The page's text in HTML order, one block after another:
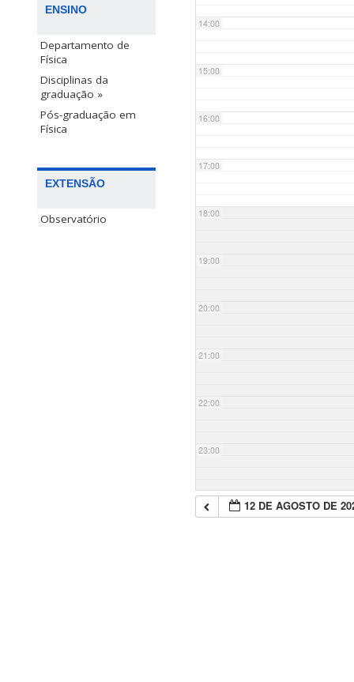
ENSINO
Departamento de
Física
Disciplinas da
graduação »
Pós-graduação em
Física
EXTENSÃO
Observatório
14:00
15:00
16:00
17:00
18:00
19:00
20:00
21:00
22:00
23:00
12 DE AGOSTO DE